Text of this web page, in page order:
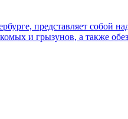
представляет собой
и грызунов, а также